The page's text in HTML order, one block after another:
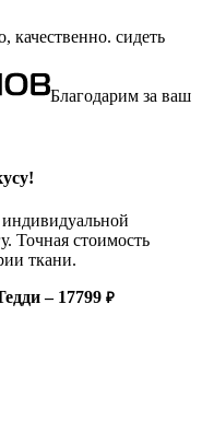
качественно. сидеть
Благодарим за ваш
Точная стоимость
ткани.
– 17799 ₽